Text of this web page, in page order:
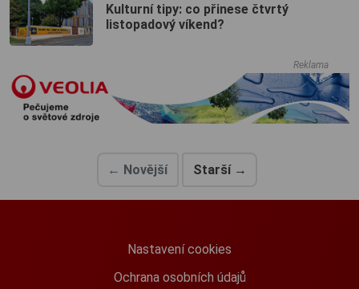
Kulturní tipy: co přinese čtvrtý
listopadový víkend?
Reklama
← Novější Starší →
Nastavení cookies
Ochrana osobních údajů